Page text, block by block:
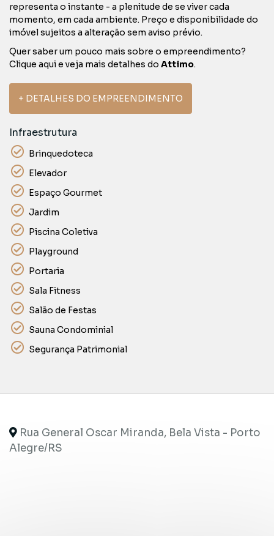
representa o instante - a plenitude de se viver cada
momento, em cada ambiente. Preço e disponibilidade do
imóvel sujeitos a alteração sem aviso prévio.
Quer saber um pouco mais sobre o empreendimento?
Clique aqui e veja mais detalhes do Attimo.
+ DETALHES DO EMPREENDIMENTO
Infraestrutura
Brinquedoteca
Elevador
Espaço Gourmet
Jardim
Piscina Coletiva
Playground
Portaria
Sala Fitness
Salão de Festas
Sauna Condominial
Segurança Patrimonial
Rua General Oscar Miranda, Bela Vista - Porto
Alegre/RS